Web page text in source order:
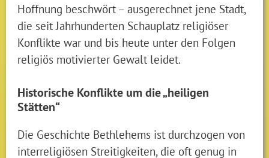
Hoffnung beschwört – ausgerechnet jene Stadt,
die seit Jahrhunderten Schauplatz religiöser
Konflikte war und bis heute unter den Folgen
religiös motivierter Gewalt leidet.
Historische Konflikte um die „heiligen
Stätten“
Die Geschichte Bethlehems ist durchzogen von
interreligiösen Streitigkeiten, die oft genug in